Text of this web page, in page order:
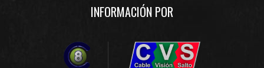
INFORMACIÓN POR